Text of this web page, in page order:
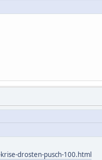
drosten-pusch-100.html